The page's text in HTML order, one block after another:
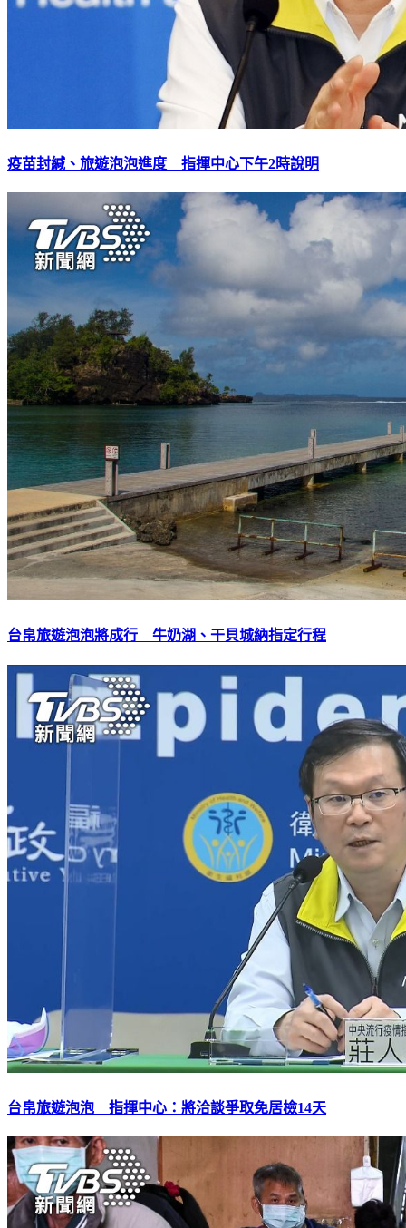
疫苗封緘、旅遊泡泡進度 指揮中心下午2時說明
台帛旅遊泡泡將成行 牛奶湖、干貝城納指定行程
台帛旅遊泡泡 指揮中心：將洽談爭取免居檢14天